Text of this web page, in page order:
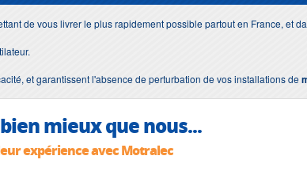
de vous livrer le plus rapidement possible partout en France, et
et garantissent l'absence de perturbation de vos installations de
mieux que nous...
expérience avec Motralec